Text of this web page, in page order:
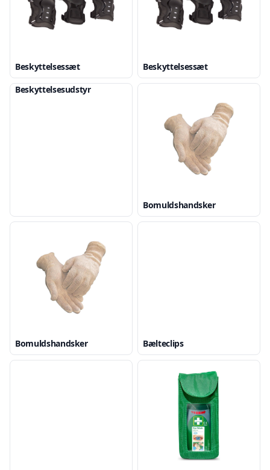
Beskyttelsessæt
Beskyttelsessæt
Beskyttelsesudstyr
Bomuldshandsker
Bomuldshandsker Bælteclips